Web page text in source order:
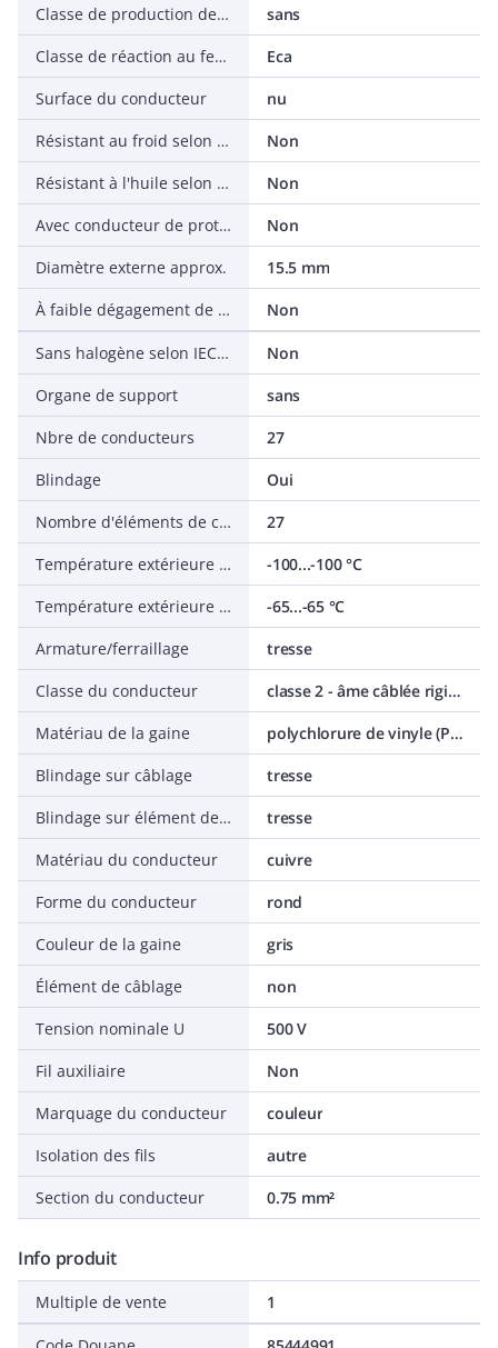
Classe de production de fumée selon EN 13501-6
sans
Classe de réaction au feu selon EN 13501-6
Eca
Surface du conducteur
nu
Résistant au froid selon EN 60811-504+505+506
Non
Résistant à l'huile selon IEC 60811-404
Non
Avec conducteur de protection
Non
Diamètre externe approx.
15.5 mm
À faible dégagement de fumée selon IEC 61034-2
Non
Sans halogène selon IEC 60754-2
Non
Organe de support
sans
Nbre de conducteurs
27
Blindage
Oui
Nombre d'éléments de câblage
27
Température extérieure admissible du câble, fixe
-100...-100 °C
Température extérieure admissible du câble, en mouvement
-65...-65 °C
Armature/ferraillage
tresse
Classe du conducteur
classe 2 - âme câblée rigide
Matériau de la gaine
polychlorure de vinyle (PVC)
Blindage sur câblage
tresse
Blindage sur élément de câblage
tresse
Matériau du conducteur
cuivre
Forme du conducteur
rond
Couleur de la gaine
gris
Élément de câblage
non
Tension nominale U
500 V
Fil auxiliaire
Non
Marquage du conducteur
couleur
Isolation des fils
autre
Section du conducteur
0.75 mm²
Info produit
Multiple de vente 1